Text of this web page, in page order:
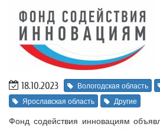
18.10.2023 Вологодская область
Ярославская область
Другие
Фонд содействия инновациям